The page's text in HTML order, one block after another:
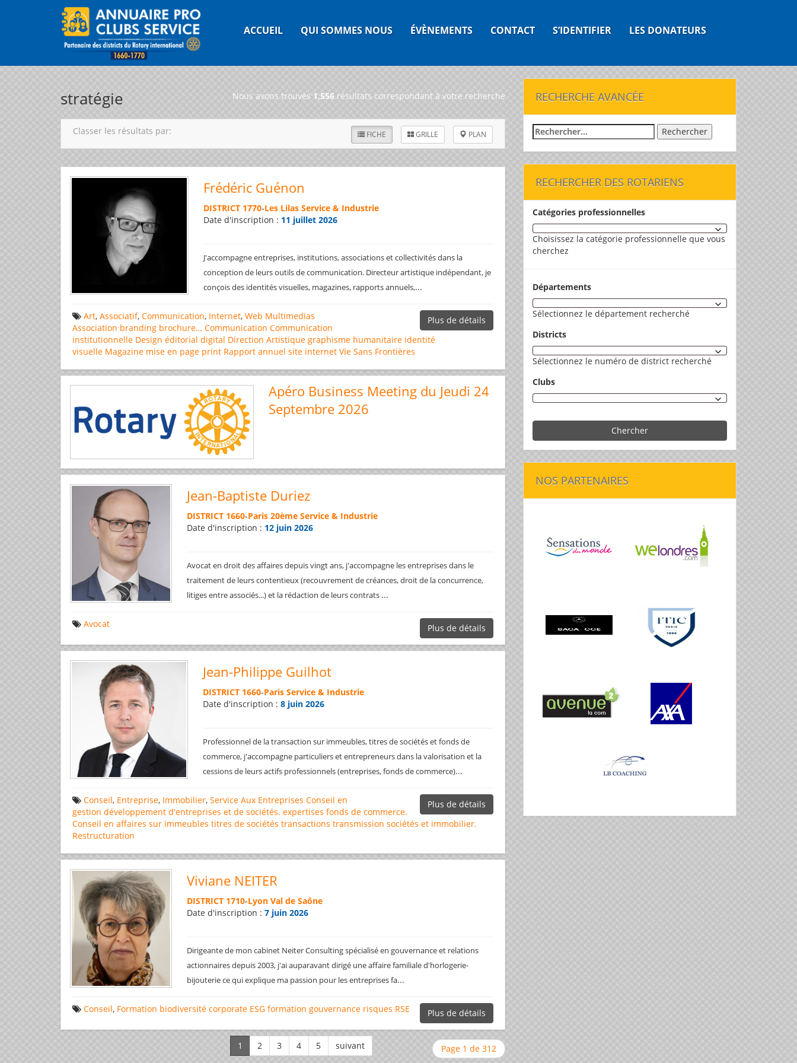
ACCUEIL QUI SOMMES NOUS ÉVÈNEMENTS CONTACT S’IDENTIFIER LES DONATEURS
stratégie Nous avons trouvés 1,556 résultats correspondant à votre recherche
FICHE GRILLE PLAN
Classer les résultats par:
Frédéric Guénon
DISTRICT 1770-Les Lilas Service & Industrie
Date d'inscription : 11 juillet 2026
J'accompagne entreprises, institutions, associations et collectivités dans la
conception de leurs outils de communication. Directeur artistique indépendant, je
conçois des identités visuelles, magazines, rapports annuels,...
Plus de détails
Art, Associatif, Communication, Internet, Web Multimedias
Association branding brochure… Communication Communication
institutionnelle Design éditorial digital Direction Artistique graphisme humanitaire identité
visuelle Magazine mise en page print Rapport annuel site internet Vie Sans Frontières
Apéro Business Meeting du Jeudi 24
Septembre 2026
Jean-Baptiste Duriez
DISTRICT 1660-Paris 20ème Service & Industrie
Date d'inscription : 12 juin 2026
Avocat en droit des affaires depuis vingt ans, j'accompagne les entreprises dans le
traitement de leurs contentieux (recouvrement de créances, droit de la concurrence,
litiges entre associés...) et la rédaction de leurs contrats ...
Plus de détails
Avocat
Jean-Philippe Guilhot
DISTRICT 1660-Paris Service & Industrie
Date d'inscription : 8 juin 2026
Professionnel de la transaction sur immeubles, titres de sociétés et fonds de
commerce, j'accompagne particuliers et entrepreneurs dans la valorisation et la
cessions de leurs actifs professionnels (entreprises, fonds de commerce)...
Plus de détails
Conseil, Entreprise, Immobilier, Service Aux Entreprises Conseil en
gestion développement d'entreprises et de sociétés. expertises fonds de commerce.
Conseil en affaires sur immeubles titres de sociétés transactions transmission sociétés et immobilier.
Restructuration
Viviane NEITER
DISTRICT 1710-Lyon Val de Saône
Date d'inscription :7 juin 2026
Dirigeante de mon cabinet Neiter Consulting spécialisé en gouvernance et relations
actionnaires depuis 2003, j'ai auparavant dirigé une affaire familiale d'horlogerie-
bijouterie ce qui explique ma passion pour les entreprises fa...
Plus de détails
Conseil, Formation biodiversité corporate ESG formation gouvernance risques RSE
Page 1 de 312
RECHERCHE AVANCÉE
Rechercher :
RECHERCHER DES ROTARIENS
Catégories professionnelles
Choisissez la catégorie professionnelle que vous
cherchez
Départements
Sélectionnez le département recherché
Districts
Sélectionnez le numéro de district recherché
Clubs
Chercher
NOS PARTENAIRES